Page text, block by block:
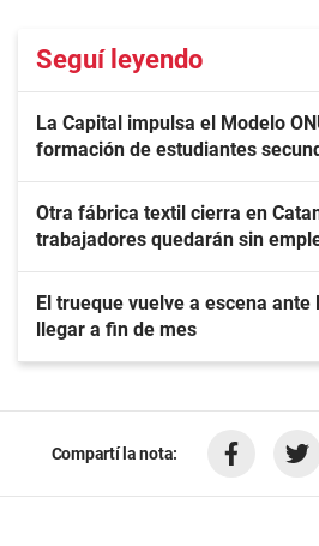
Seguí leyendo
La Capital impulsa el Modelo
formación de estudiantes
Otra fábrica textil cierra en
trabajadores quedarán sin
El trueque vuelve a escena
llegar a fin de mes
Compartí la nota: